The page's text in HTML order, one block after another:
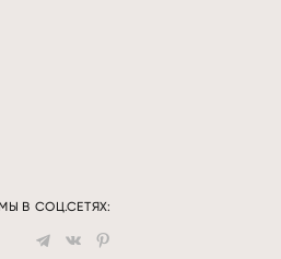
МЫ В СОЦ.СЕТЯХ: